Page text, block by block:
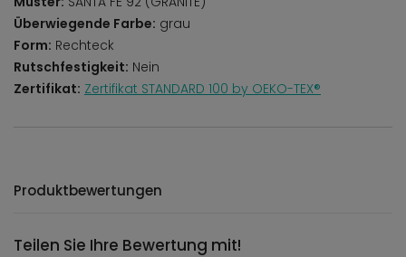
Überwiegende Farbe: grau
Form: Rechteck
Rutschfestigkeit: Nein
Zertifikat: Zertifikat STANDARD 100 by OEKO-TEX®
Produktbewertungen
Teilen Sie Ihre Bewertung mit!